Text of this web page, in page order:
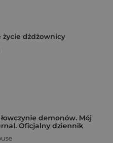
życie dżdżownicy
demonów. Mój
Oficjalny dziennik